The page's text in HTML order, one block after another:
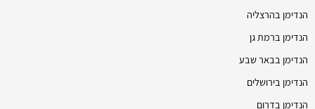
הנדימן בהרצליה
הנדימן ברמת גן
הנדימן בבאר שבע
הנדימן בירושלים
הנדימן בדרום